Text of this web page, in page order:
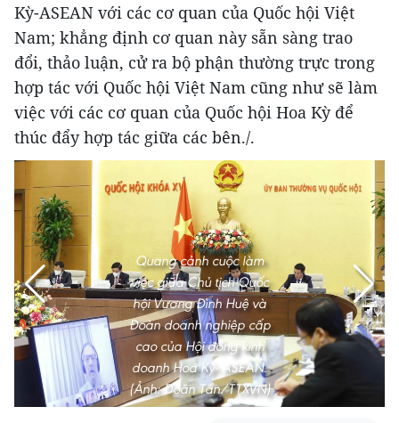
Kỳ-ASEAN với các cơ quan của Quốc hội Việt
Nam; khẳng định cơ quan này sẵn sàng trao
đổi, thảo luận, cử ra bộ phận thường trực trong
hợp tác với Quốc hội Việt Nam cũng như sẽ làm
việc với các cơ quan của Quốc hội Hoa Kỳ để
thúc đẩy hợp tác giữa các bên./.
Quang cảnh cuộc làm
việc giữa Chủ tịch Quốc
hội Vương Đình Huệ và
Đoàn doanh nghiệp cấp
cao của Hội đồng kinh
doanh Hoa Kỳ- ASEAN.
(Ảnh: Doãn Tấn/TTXVN)